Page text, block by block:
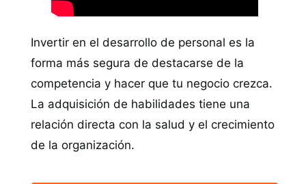
Invertir en el desarrollo de personal es la
forma más segura de destacarse de la
competencia y hacer que tu negocio crezca.
La adquisición de habilidades tiene una
relación directa con la salud y el crecimiento
de la organización.